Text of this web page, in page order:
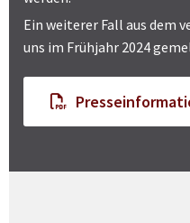
Ein weiterer Fall aus dem
uns im Frühjahr 2024